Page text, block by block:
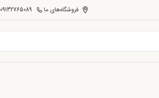
فروشگاه‌های ما 09132765089